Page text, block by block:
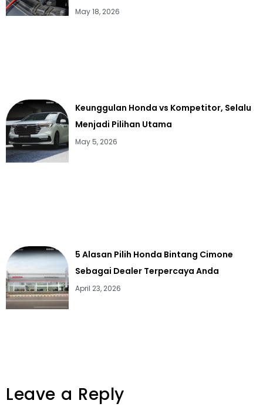
May 18, 2026
Keunggulan Honda vs Kompetitor, Selalu
Menjadi Pilihan Utama
May 5, 2026
5 Alasan Pilih Honda Bintang Cimone
Sebagai Dealer Terpercaya Anda
April 23, 2026
Leave a Reply